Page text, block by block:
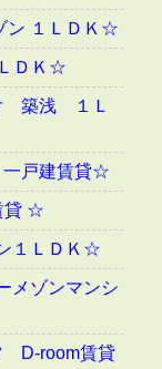
ン １ＬＤＫ☆
ＤＫ☆
築浅 １Ｌ
戸建賃貸☆
貸 ☆
１ＬＤＫ☆
メゾンマンシ
D-room賃貸